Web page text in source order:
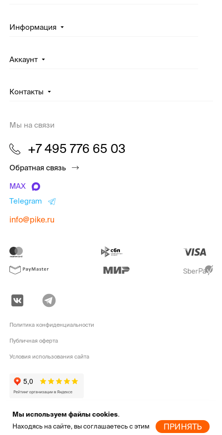
Информация
Аккаунт
Контакты
Мы на связи
+7 495 776 65 03
Обратная связь
MAX
Telegram
info@pike.ru
pike.ru © 2010 - 2026 | Высококачественная
отдыха от мировых брендов
Политика конфиденциальности
Публичная оферта
Условия использования сайта
Мы используем файлы cookies.
Находясь на сайте, вы соглашаетесь с этим
ПРИНЯТЬ